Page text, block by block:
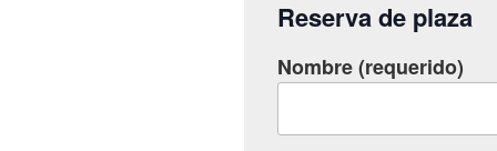
Reserva de plaza
Nombre (requerido)